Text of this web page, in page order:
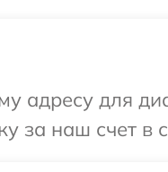
адресу для
за наш счет в